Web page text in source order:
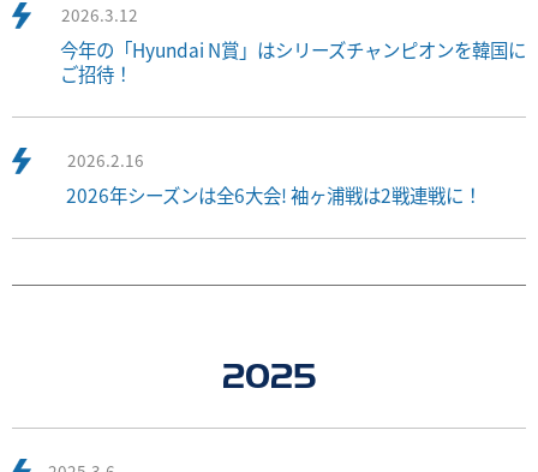
2026.3.12
今年の「Hyundai N賞」はシリーズチャンピオンを韓国に
ご招待！
2026.2.16
2026年シーズンは全6大会! 袖ヶ浦戦は2戦連戦に！
2025